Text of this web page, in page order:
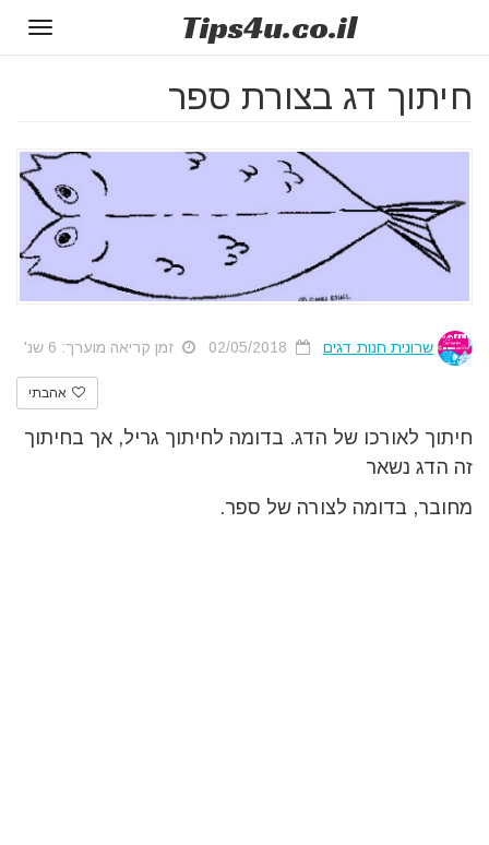
Tips4u.co.il
חיתוך דג בצורת ספר
שרונית חנות דגים זמן קריאה מוערך: 6 שנ'
אהבתי
חיתוך לאורכו של הדג. בדומה לחיתוך גריל, אך בחיתוך
זה הדג נשאר
מחובר, בדומה לצורה של ספר.